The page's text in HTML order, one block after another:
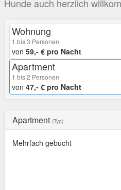
Hunde auch herzlich
Wohnung
1 bis 3 Personen
von 59,- € pro Nacht
Apartment
1 bis 2 Personen
von 47,- € pro Nacht
Apartment (Typ)
Mehrfach gebucht